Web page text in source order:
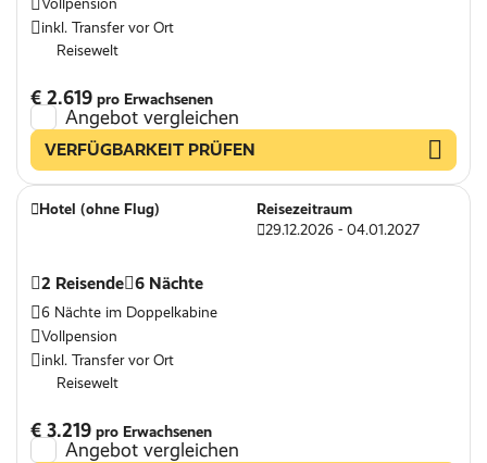
inkl. Transfer vor Ort
Reisewelt
€ 2.619 pro Erwachsenen
Angebot vergleichen
VERFÜGBARKEIT PRÜFEN
Hotel (ohne Flug)
Reisezeitraum
29.12.2026 - 04.01.2027
2 Reisende 6 Nächte
6 Nächte im Doppelkabine
Vollpension
inkl. Transfer vor Ort
Reisewelt
€ 3.219 pro Erwachsenen
Angebot vergleichen